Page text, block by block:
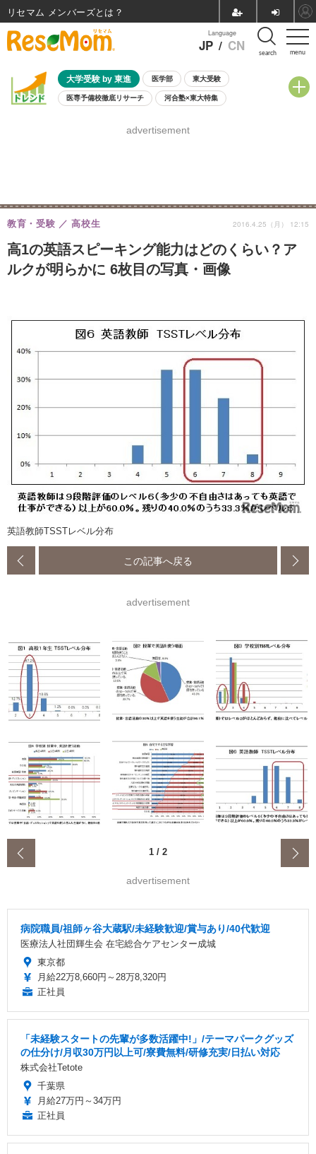
menu
Language
JP / CN search
大学受験 by 東進 医学部 東大受験
医専予備校徹底リサーチ 河合塾×東大特集
8月開催学校説明会・相談会
advertisement
高1の英語スピーキング能力はどのくらい？ア
ルクが明らかに 6枚目の写真・画像
教育・受験 高校生 2016.4.25（月） 12:15
英語教師TSSTレベル分布
この記事へ戻る
advertisement
1 / 2
advertisement
病院職員/祖師ヶ谷大蔵駅/未経験歓迎/賞与あり/40代歓迎
医療法人社団輝生会 在宅総合ケアセンター成城
東京都
月給22万8,660円～28万8,320円
正社員
「未経験スタートの先輩が多数活躍中!」/テーマパークグッズ
の仕分け/月収30万円以上可/寮費無料/研修充実/日払い対応
株式会社Tetote
千葉県
月給27万円～34万円
正社員
リセマム メンバーズ